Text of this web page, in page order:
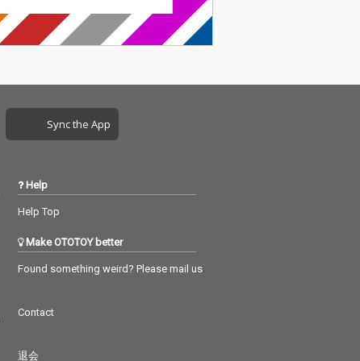
Sync the App
Help
Help Top
Make OTOTOY better
Found something weird? Please mail us
Contact
退会